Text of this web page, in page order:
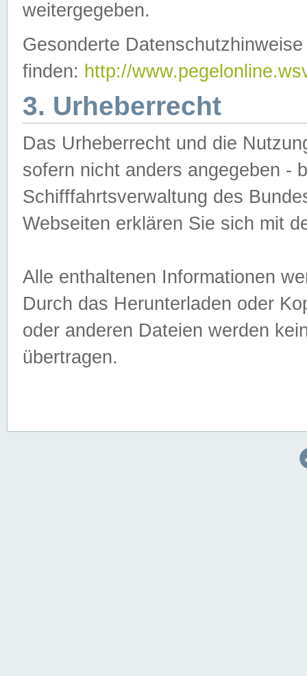
weitergegeben.
Gesonderte
finden: http://
3. Urheberrecht
Das Urheberrecht und die
sofern nicht anders angegeben -
Schifffahrtsverwaltung des
Webseiten erklären Sie sich mit
Alle enthaltenen Informationen
Durch das Herunterladen oder
oder anderen Dateien werden
übertragen.